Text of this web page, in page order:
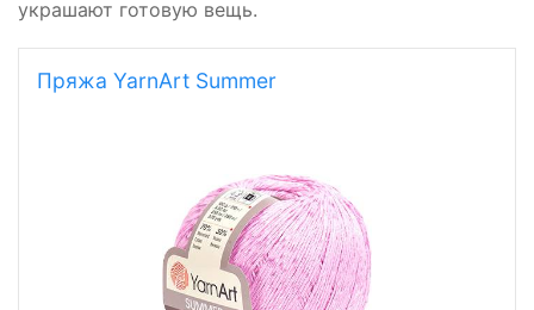
украшают готовую вещь.
Пряжа YarnArt Summer